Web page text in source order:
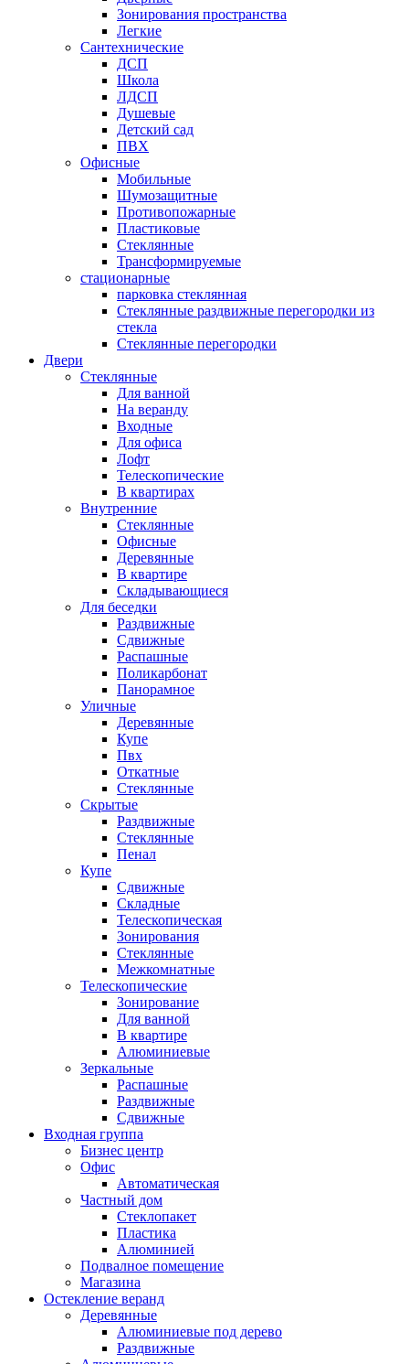
Зонирования пространства
Легкие
Сантехнические
ДСП
Школа
ЛДСП
Душевые
Детский сад
ПВХ
Офисные
Мобильные
Шумозащитные
Противопожарные
Пластиковые
Стеклянные
Трансформируемые
стационарные
парковка стеклянная
Стеклянные раздвижные перегородки из
стекла
Стеклянные перегородки
Двери
Стеклянные
Для ванной
На веранду
Входные
Для офиса
Лофт
Телескопические
В квартирах
Внутренние
Стеклянные
Офисные
Деревянные
В квартире
Складывающиеся
Для беседки
Раздвижные
Сдвижные
Распашные
Поликарбонат
Панорамное
Уличные
Деревянные
Купе
Пвх
Откатные
Стеклянные
Скрытые
Раздвижные
Стеклянные
Пенал
Купе
Сдвижные
Складные
Телескопическая
Зонирования
Стеклянные
Межкомнатные
Телескопические
Зонирование
Для ванной
В квартире
Алюминиевые
Зеркальные
Распашные
Раздвижные
Сдвижные
Входная группа
Бизнес центр
Офис
Автоматическая
Частный дом
Стеклопакет
Пластика
Алюминией
Подвалное помещение
Магазина
Остекление веранд
Деревянные
Алюминиевые под дерево
Раздвижные